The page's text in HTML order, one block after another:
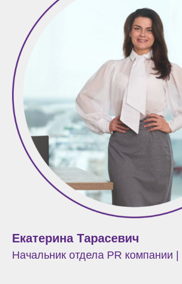
Екатерина Тарасевич
Начальник отдела PR компании |